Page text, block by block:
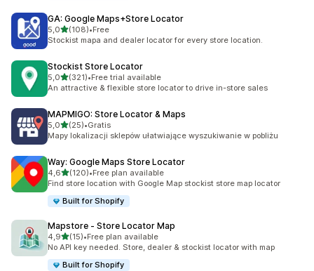
GA: Google Maps+Store Locator
5,0na 5 gwiazdek
(108)
Łączna liczba recenzji: 108
•Free
Stockist mapa and dealer locator for every store location.
Stockist Store Locator
5,0na 5 gwiazdek
(321)
Łączna liczba recenzji: 321
•Free trial available
An attractive & flexible store locator to drive in-store sales
MAPMIGO: Store Locator & Maps
5,0na 5 gwiazdek
(25)
Łączna liczba recenzji: 25
•Gratis
Mapy lokalizacji sklepów ułatwiające wyszukiwanie w pobliżu
Way: Google Maps Store Locator
4,6na 5 gwiazdek
(120)
Łączna liczba recenzji: 120
•Free plan available
Find store location with Google Map stockist store map locator
Built for Shopify
Mapstore ‑ Store Locator Map
4,9na 5 gwiazdek
(15)
Łączna liczba recenzji: 15
•Free plan available
No API key needed. Store, dealer & stockist locator with map
Built for Shopify